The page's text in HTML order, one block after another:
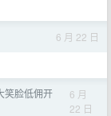
6 月 22 日
笑脸低佣开
6 月
22 日